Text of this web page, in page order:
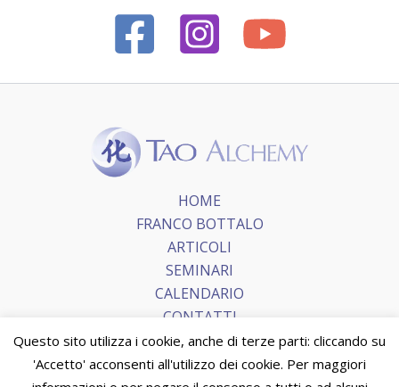
HOME
FRANCO BOTTALO
ARTICOLI
SEMINARI
CALENDARIO
CONTATTI
Copyright © 2026 Tao Alchemy.Terms and Conditions|
Questo sito utilizza i cookie, anche di terze parti: cliccando su
'Accetto' acconsenti all'utilizzo dei cookie. Per maggiori